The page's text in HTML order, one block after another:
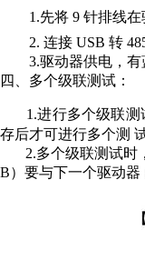
1 .先将 9 针排线在
2. 连接 USB 转 48
3.驱动器供电 ， 有
四
多个级联测试：
1 .进行多个级联测
存后才可进行多个测
2.多个级联测试时 ，
B） 要与下一个驱动器